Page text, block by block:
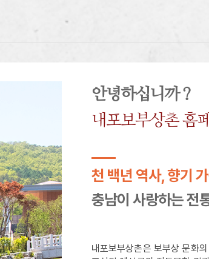
안녕하십니까 ?
내포보부상촌 홈
천 백년 역사, 향기
충남이 사랑하는 전
내포보부상촌은 보부상 문